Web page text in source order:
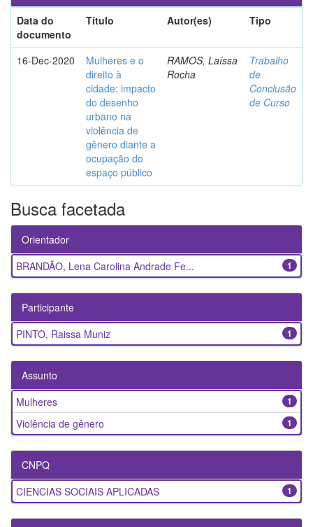
Data do
documento
Título Autor(es) Tipo
16-Dec-2020
Mulheres e o
direito à
cidade: impacto
do desenho
urbano na
violência de
gênero diante a
ocupação do
espaço público
RAMOS, Laíssa
Rocha
Trabalho
de
Conclusão
de Curso
Busca facetada
Orientador
1
BRANDÃO, Lena Carolina Andrade Fe...
Participante
1
PINTO, Raissa Muniz
Assunto
1
Mulheres
1
Violência de gênero
CNPQ
1
CIENCIAS SOCIAIS APLICADAS